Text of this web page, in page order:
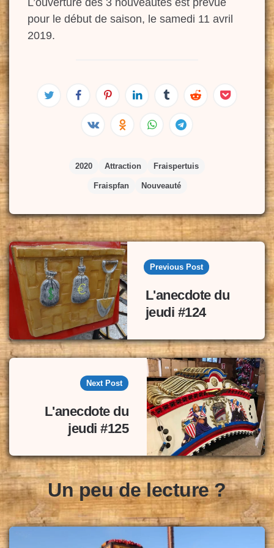
pour le début de saison, le samedi 11 avril
2019.
2020 Attraction Fraispertuis
Fraispfan Nouveauté
Post
navigation
Previous Post
L'anecdote du
jeudi #124
Next Post
L'anecdote du
jeudi #125
Un peu de lecture ?